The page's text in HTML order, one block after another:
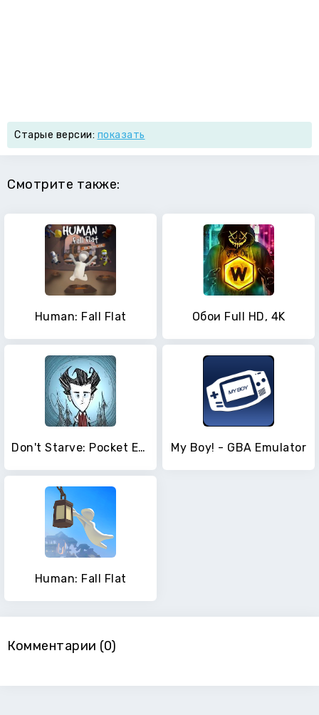
Старые версии: показать
Смотрите также:
Human: Fall Flat Обои Full HD, 4K
Don't Starve: Pocket Edition My Boy! - GBA Emulator
Human: Fall Flat
Комментарии (0)